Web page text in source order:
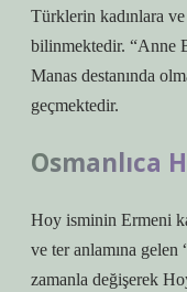
Türklerin kadınlara
bilinmektedir. “Anne
Manas destanında
geçmektedir.
Osmanlıca
Hoy isminin Ermeni
ve ter anlamına
zamanla değişerek